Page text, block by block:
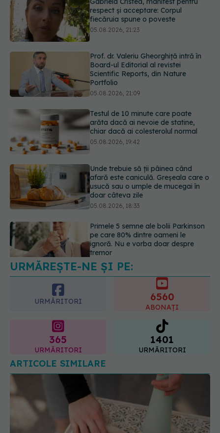
Prof. dr. Valeriu Gheorghiță intră în
Board-ul Editorial al revistei
Scientific Reports, din Nature
Portfolio
Testul de 10 minute care poate
arăta dacă ai nevoie de statine,
chiar dacă ai colesterolul normal
05.08.2026, 19:42
Unde trebuie să ții pâinea când
afară este caniculă. Greșeala care o
usucă sau o umple de mucegai în
doar câteva zile
Primele 5 semne ale bolii Parkinson
pe care 80% dintre oameni le
ignoră. Nu e vorba doar despre
tremor
Gabriela Cristea, manifest pentru
respect și acceptare: Corpul
fiecăruia spune o poveste
05.08.2026, 21:23
URMĂREȘTE-NE ȘI PE:
URMĂRITORI
365 1401
URMĂRITORI
ARTICOLE SIMILARE